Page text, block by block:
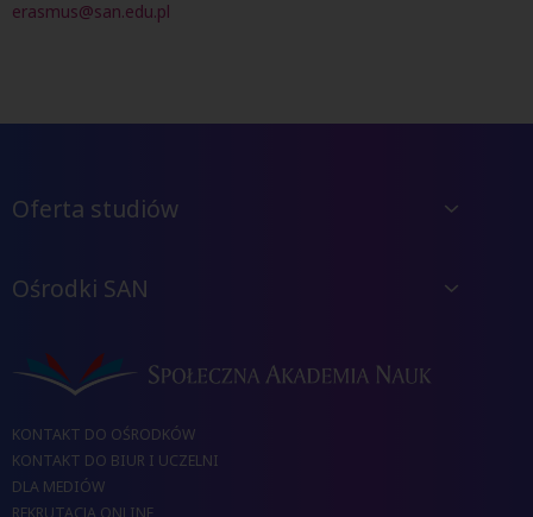
erasmus@san.edu.pl
Oferta studiów
Ośrodki SAN
KONTAKT DO OŚRODKÓW
KONTAKT DO BIUR I UCZELNI
DLA MEDIÓW
REKRUTACJA ONLINE